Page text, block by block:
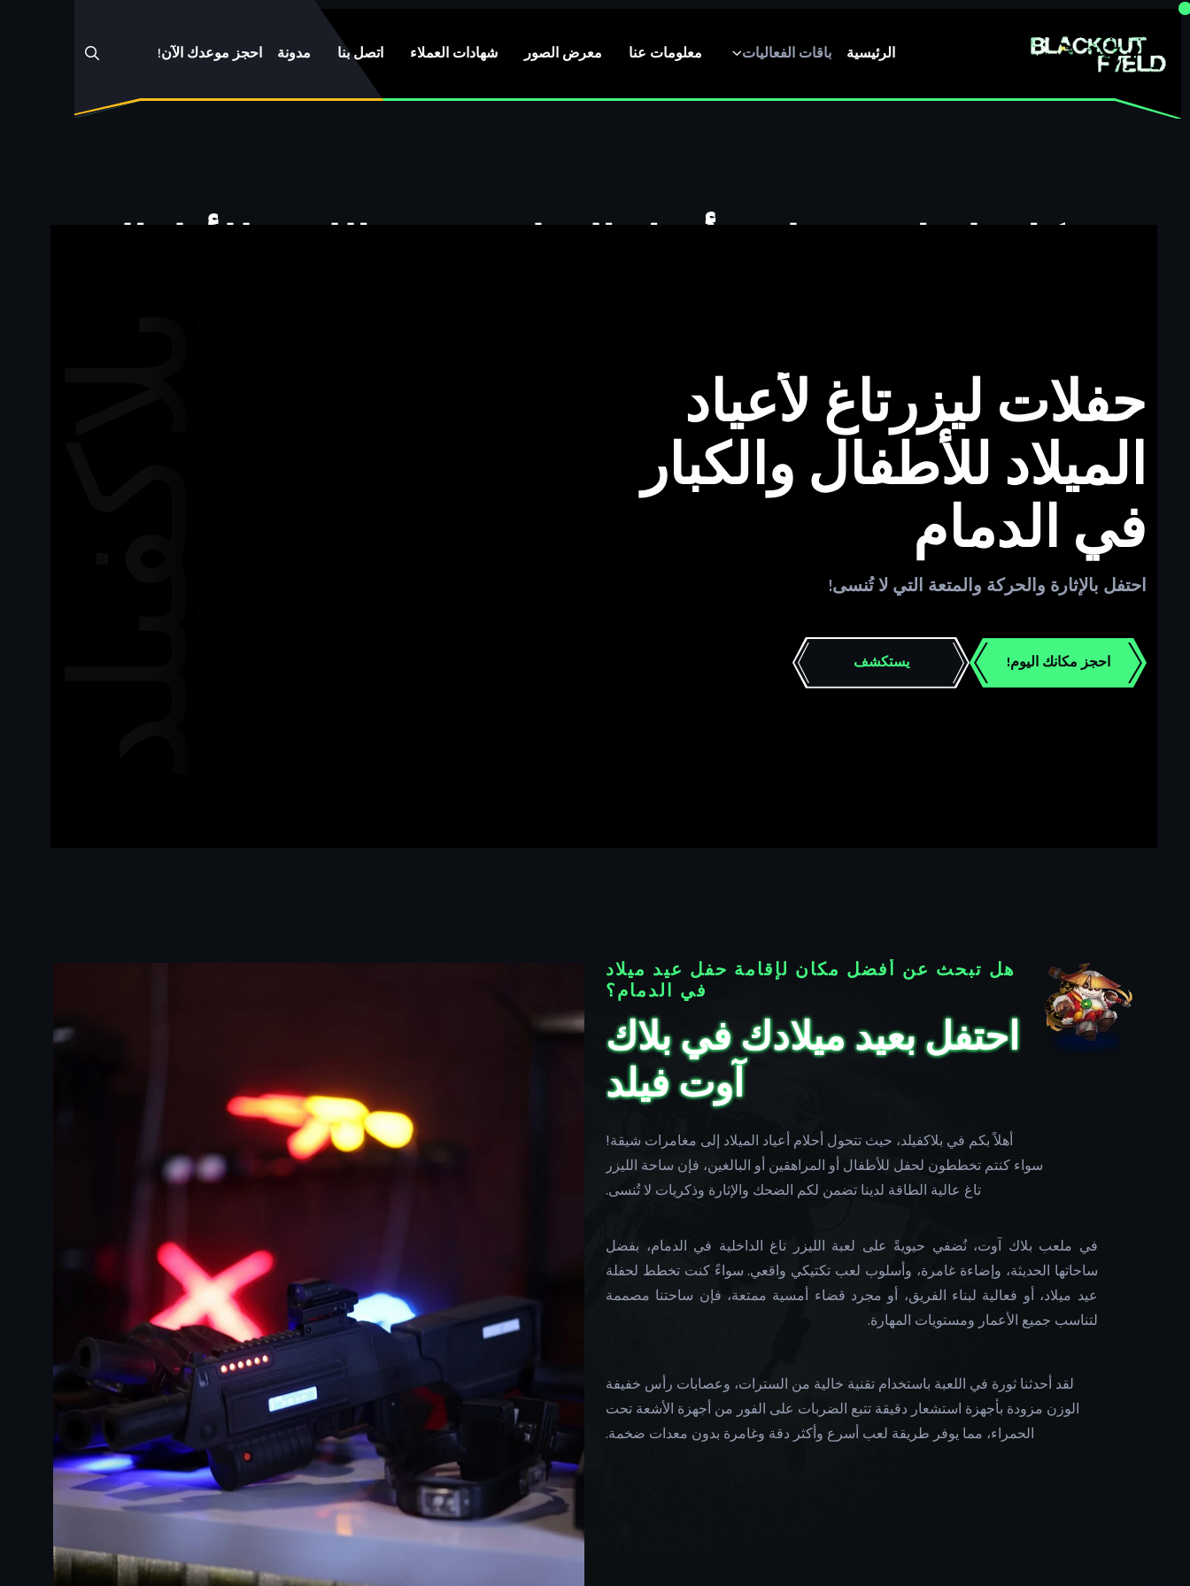
الرئيسية باقات الفعاليات معلومات عنا معرض الصور شهادات العملاء اتصل بنا مدونة احجز موعدك الآن!
حفلات ليزرتاغ لأعياد
الميلاد للأطفال والكبار
في الدمام
احتفل بالإثارة والحركة والمتعة التي لا تُنسى!
احجز مكانك اليوم! يستكشف
هل تبحث عن أفضل مكان لإقامة حفل عيد ميلاد
في الدمام؟
احتفل بعيد ميلادك في بلاك
آوت فيلد
أهلاً بكم في بلاكفيلد، حيث تتحول أحلام أعياد الميلاد إلى مغامرات شيقة!
سواء كنتم تخططون لحفل للأطفال أو المراهقين أو البالغين، فإن ساحة الليزر
تاغ عالية الطاقة لدينا تضمن لكم الضحك والإثارة وذكريات لا تُنسى.
في ملعب بلاك آوت، نُضفي حيويةً على لعبة الليزر تاغ الداخلية في الدمام، بفضل
ساحاتها الحديثة، وإضاءة غامرة، وأسلوب لعب تكتيكي واقعي. سواءً كنت تخطط لحفلة
عيد ميلاد، أو فعالية لبناء الفريق، أو مجرد قضاء أمسية ممتعة، فإن ساحتنا مصممة
لتناسب جميع الأعمار ومستويات المهارة.
لقد أحدثنا ثورة في اللعبة باستخدام تقنية خالية من السترات، وعصابات رأس خفيفة
الوزن مزودة بأجهزة استشعار دقيقة تتبع الضربات على الفور من أجهزة الأشعة تحت
الحمراء، مما يوفر طريقة لعب أسرع وأكثر دقة وغامرة بدون معدات ضخمة.